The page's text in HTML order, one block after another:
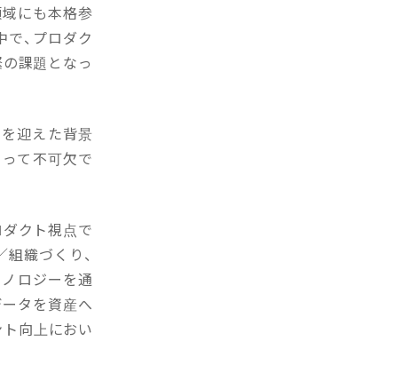
にも本格参
、プロダク
課題となっ
迎えた背景
て不可欠で
クト視点で
織づくり、
ロジーを通
タを資産へ
向上におい